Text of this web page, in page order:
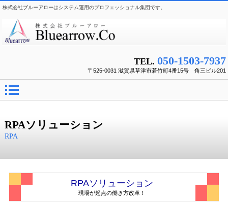
株式会社ブルーアローはシステム運用のプロフェッショナル集団です。
TEL. 050-1503-7937
〒525-0031 滋賀県草津市若竹町4番15号 角三ビル201
RPAソリューション
RPA
RPAソリューション
現場が起点の働き方改革！